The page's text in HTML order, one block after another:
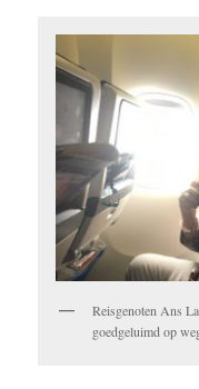
Reisgenoten Ans
goedgeluimd op